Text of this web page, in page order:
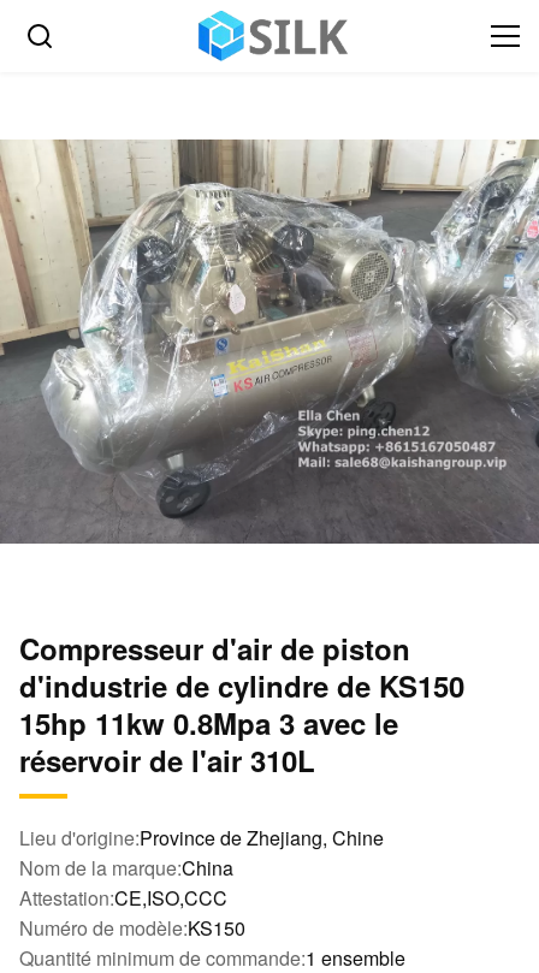
Compresseur d'air de piston
d'industrie de cylindre de KS150
15hp 11kw 0.8Mpa 3 avec le
réservoir de l'air 310L
Lieu d'origine:Province de Zhejiang, Chine
Nom de la marque:China
Attestation:CE,ISO,CCC
Numéro de modèle:KS150
Quantité minimum de commande:1 ensemble